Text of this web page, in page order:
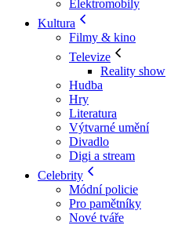
Elektromobily
Kultura
Filmy & kino
Televize
Reality show
Hudba
Hry
Literatura
Výtvarné umění
Divadlo
Digi a stream
Celebrity
Módní policie
Pro pamětníky
Nové tváře